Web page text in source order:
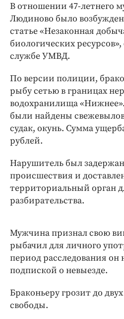
Медиаперсона
Интересное чтиво
Клиника года
Бренд года
Работодатель года
В отношении 47-летнего
Людиново было
статье «Незаконная
биологических
службе УМВД.
По версии полиции,
рыбу сетью в границах
водохранилища
были найдены
судак, окунь. Сумма
рублей.
Нарушитель был
происшествия и
территориальный орган
разбирательства.
Мужчина признал свою
рыбачил для личного
период расследования он
подпиской о невыезде.
Браконьеру грозит до
свободы.